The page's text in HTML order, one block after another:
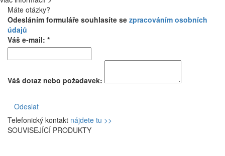
Máte otázky?
Odesláním formuláře souhlasíte se zpracováním osobních
údajů
Váš e-mail: *
Váš dotaz nebo požadavek:
Odeslat
Telefonický kontakt nájdete tu >>
SOUVISEJÍCÍ PRODUKTY